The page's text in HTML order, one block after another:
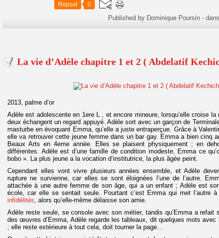
Repost 0
Published by Dominique Poursin -
La vie d’Adèle chapitre 1 et 2 ( Abdelatif
2013, palme d’or
Adèle est adolescente en 1ere L , et encore mineure, lorsqu’elle croise la
deux échangent un regard appuyé. Adèle sort avec un garçon de
masturbe en évoquant Emma, qu’elle a juste entraperçue. Grâce à
elle va retrouver cette jeune femme dans un bar gay. Emma a bien cinq
Beaux Arts en 4eme année. Elles se plaisent physiquement ; en
différentes. Adèle est d’une famille de condition modeste, Emma ce
bobo ». La plus jeune a la vocation d’institutrice, la plus âgée peint.
Cependant elles vont vivre plusieurs années ensemble, et Adèle
rupture ne survienne, car elles se sont éloignées l’une de l’autre.
attachée à une autre femme de son âge, qui a un enfant ; Adèle est
école, car elle se sentait seule. Pourtant c’est Emma qui met l’autre
infidélités , alors qu’elle-même délaisse son amie.
Adèle reste seule, se console avec son métier, tandis qu’Emma a refait
des œuvres d’Emma, Adèle regarde les tableaux, dit quelques mots
; elle reste extérieure à tout cela, doit tourner la page…